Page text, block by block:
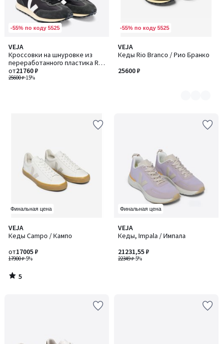
-55% по коду 5525
VEJA
Кроссовки на шнуровке из
переработанного пластика RIO
BRANCO / РИО БРАНКО
25600 ₽-15%
от21760 ₽
-55% по коду 5525
VEJA
Кеды Rio Branco / Рио Бранко
25600 ₽
Количество
цветов:
2
Финальная цена
VEJA
Кеды Campo / Кампо
17900 ₽-5%
от17005 ₽
5
/
5
/
Финальная цена
VEJA
Кеды, Impala / Импала
22349 ₽-5%
21231,55 ₽